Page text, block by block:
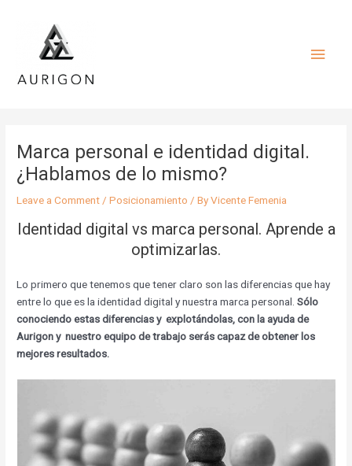
Marca personal e identidad digital.
¿Hablamos de lo mismo?
Leave a Comment/Posicionamiento / ByVicente Femenia
Identidad digital vs marca personal. Aprende a
optimizarlas.
Lo primero que tenemos que tener claro son las diferencias que hay
entre lo que es la identidad digital y nuestra marca personal.Sólo
conociendo estas diferencias y explotándolas, con la ayuda de
Aurigon y nuestro equipo de trabajo serás capaz de obtener los
mejores resultados.